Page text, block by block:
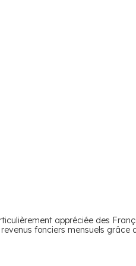
appréciée des
fonciers mensuels grâce